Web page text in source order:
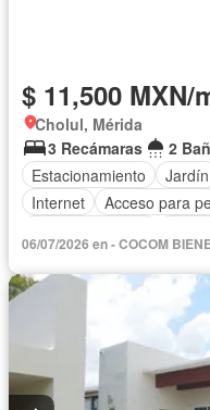
$ 11,500 MXN/
Cholul, Mérida
3 Recámaras
2
Estacionamiento
Jardín
Internet
Acceso para
Cancha de tenis
Sin amueblar
06/07/2026 en - COCOM